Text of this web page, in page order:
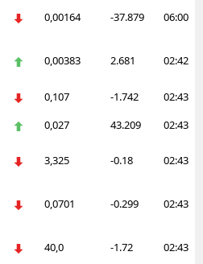
0,00164 -37.879 06:00
0,00383 2.681 02:42
0,107 -1.742 02:43
0,027 43.209 02:43
3,325 -0.18 02:43
0,0701 -0.299 02:43
40,0 -1.72 02:43